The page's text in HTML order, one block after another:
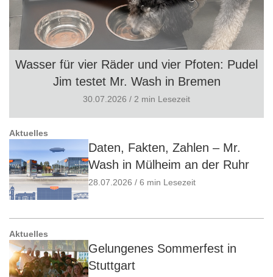
Wasser für vier Räder und vier Pfoten: Pudel
Jim testet Mr. Wash in Bremen
30.07.2026 / 2 min Lesezeit
Aktuelles
Daten, Fakten, Zahlen – Mr.
Wash in Mülheim an der Ruhr
28.07.2026 / 6 min Lesezeit
Aktuelles
Gelungenes Sommerfest in
Stuttgart